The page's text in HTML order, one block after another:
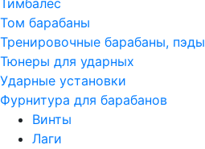
Тимбалес
Том барабаны
Тренировочные барабаны, пэды
Тюнеры для ударных
Ударные установки
Фурнитура для барабанов
Винты
Лаги